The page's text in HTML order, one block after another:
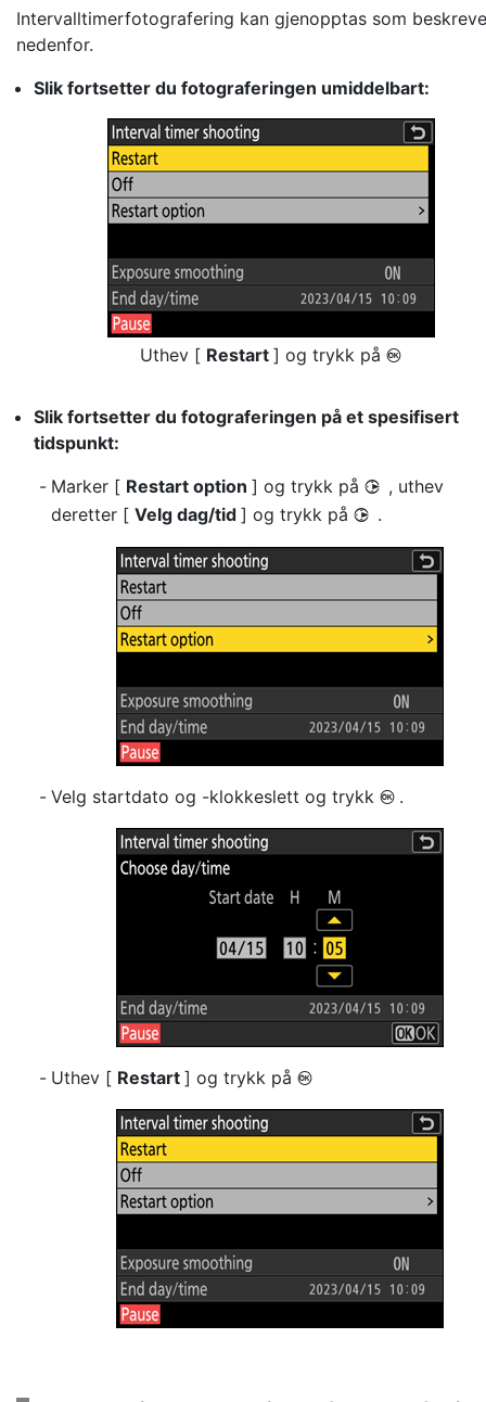
Intervalltimerfotografering kan gjenopptas som
nedenfor.
Slik fortsetter du fotograferingen umiddelbart:
Uthev [ Restart ] og trykk på J
Slik fortsetter du fotograferingen på et spesifisert
tidspunkt:
Marker [ Restart option ] og trykk på 2 , uthev
deretter [ Velg dag/tid ] og trykk på 2 .
Velg startdato og -klokkeslett og trykk J .
Uthev [ Restart ] og trykk på J